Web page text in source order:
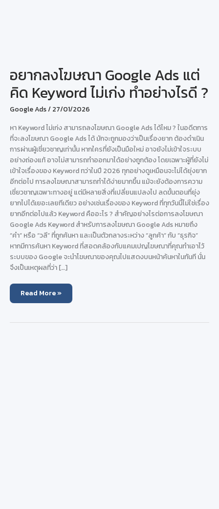
อยากลงโฆษณา Google Ads แต่
คิด Keyword ไม่เก่ง ทำอย่างไรดี ?
Google Ads/27/01/2026
หา Keyword ไม่เก่ง สามารถลงโฆษณา Google Ads ได้ไหม ? ในอดีตการ
ที่จะลงโฆษณา Google Ads ได้ มักจะถูกมองว่าเป็นเรื่องยาก ต้องดำเนิน
การผ่านผู้เชี่ยวชาญเท่านั้น หากใครที่ยังเป็นมือใหม่ อาจยังไม่เข้าใจระบบ
อย่างถ่องแท้ อาจไม่สามารถทำออกมาได้อย่างถูกต้อง โดยเฉพาะผู้ที่ยังไม่
เข้าใจเรื่องของ Keyword ทว่าในปี 2026 ทุกอย่างดูเหมือนจะไม่ได้ยุ่งยาก
อีกต่อไป การลงโฆษณาสามารถทำได้ง่ายมากขึ้น แม้จะยังต้องการความ
เชี่ยวชาญเฉพาะทางอยู่ แต่มีหลายสิ่งที่เปลี่ยนแปลงไป ลดขั้นตอนที่ยุ่ง
ยากไปได้เยอะเลยทีเดียว อย่างเช่นเรื่องของ Keyword ที่ทุกวันนี้ไม่ใช่เรื่อง
ยากอีกต่อไปแล้ว Keyword คืออะไร ? สำคัญอย่างไรต่อการลงโฆษณา
Google Ads Keyword สำหรับการลงโฆษณา Google Ads หมายถึง
“คำ” หรือ “วลี” ที่ถูกค้นหา และเป็นตัวกลางระหว่าง “ลูกค้า” กับ “ธุรกิจ”
หากมีการค้นหา Keyword ที่สอดคล้องกับแคมเปญโฆษณาที่คุณทำเอาไว้
ระบบของ Google จะนำโฆษณาของคุณไปแสดงบนหน้าค้นหาในทันที นั่น
จึงเป็นเหตุผลที่ว่า […]
อยาก
โฆษณา
Ads
Read More »